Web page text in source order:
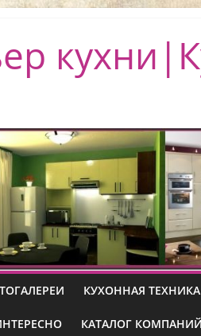
КУХОННАЯ ТЕХНИКА
КАТАЛОГ КОМПАНИЙ